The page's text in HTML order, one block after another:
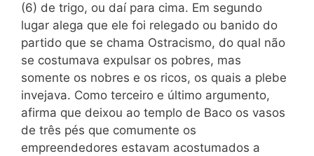
(6) de trigo, ou daí para cima. Em segundo
lugar alega que ele foi relegado ou banido do
partido que se chama Ostracismo, do qual não
se costumava expulsar os pobres, mas
somente os nobres e os ricos, os quais a plebe
invejava. Como terceiro e último argumento,
afirma que deixou ao templo de Baco os vasos
de três pés que comumente os
empreendedores estavam acostumados a